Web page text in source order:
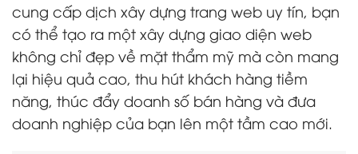
cung cấp dịch xây dựng trang web uy tín, bạn
có thể tạo ra một xây dựng giao diện web
không chỉ đẹp về mặt thẩm mỹ mà còn mang
lại hiệu quả cao, thu hút khách hàng tiềm
năng, thúc đẩy doanh số bán hàng và đưa
doanh nghiệp của bạn lên một tầm cao mới.